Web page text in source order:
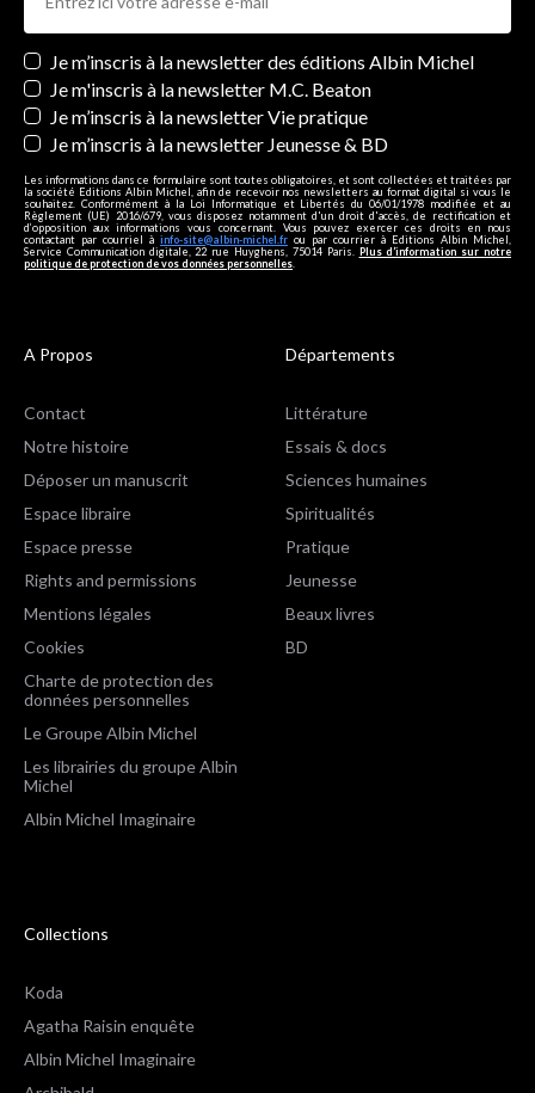
Newsletters
Je m’inscris à la newsletter des éditions Albin Michel
Je m'inscris à la newsletter M.C. Beaton
Je m’inscris à la newsletter Vie pratique
Je m’inscris à la newsletter Jeunesse & BD
Les informations dans ce formulaire sont toutes obligatoires, et sont collectées et traitées par
la société Editions Albin Michel, afin de recevoir nos newsletters au format digital si vous le
souhaitez. Conformément à la Loi Informatique et Libertés du 06/01/1978 modifiée et au
Règlement (UE) 2016/679, vous disposez notamment d'un droit d'accès, de rectification et
d’opposition aux informations vous concernant. Vous pouvez exercer ces droits en nous
contactant par courriel à info-site@albin-michel.fr ou par courrier à Editions Albin Michel,
Service Communication digitale, 22 rue Huyghens, 75014 Paris. Plus d’information sur notre
politique de protection de vos données personnelles
A Propos
Contact
Notre histoire
Déposer un manuscrit
Espace libraire
Espace presse
Rights and permissions
Mentions légales
Cookies
Charte de protection des
données personnelles
Le Groupe Albin Michel
Les librairies du groupe Albin
Michel
Albin Michel Imaginaire
Départements
Littérature
Essais & docs
Sciences humaines
Spiritualités
Pratique
Jeunesse
Beaux livres
BD
Collections
Koda
Agatha Raisin enquête
Albin Michel Imaginaire